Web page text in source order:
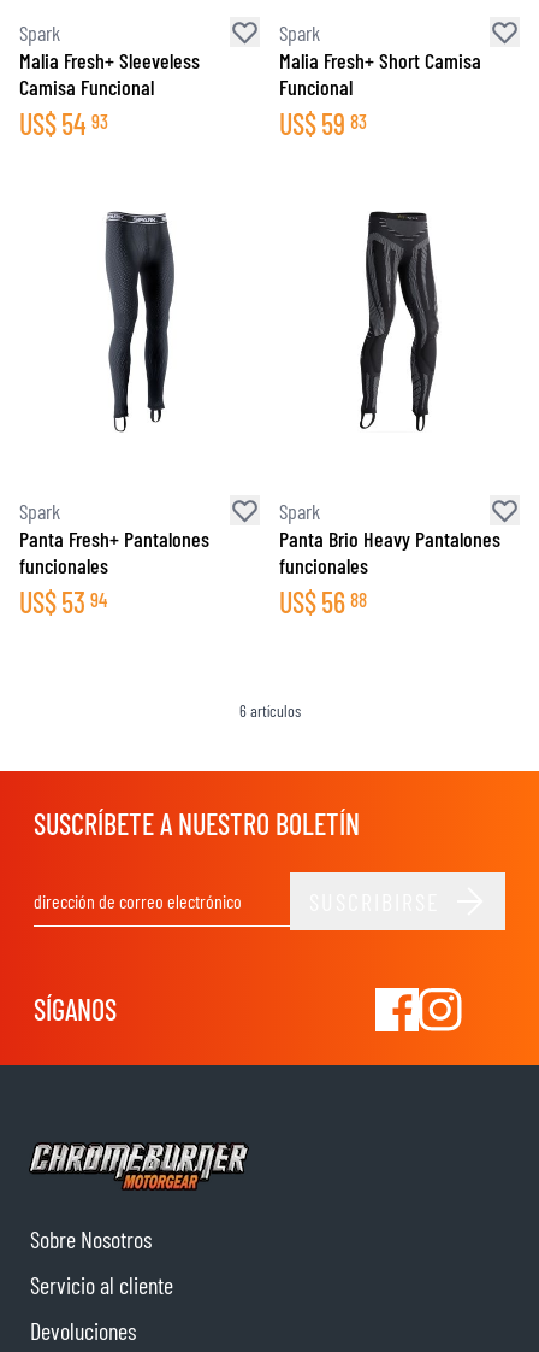
Spark
Malia Fresh+ Sleeveless
Camisa Funcional
US$54 93
Spark
Malia Fresh+ Short Camisa
Funcional
US$59 83
Spark
Panta Fresh+ Pantalones
funcionales
US$53 94
Spark
Panta Brio Heavy Pantalones
funcionales
US$56 88
6artículos
SUSCRÍBETE A NUESTRO BOLETÍN
SÍGANOS
Sobre Nosotros
Servicio al cliente
Devoluciones